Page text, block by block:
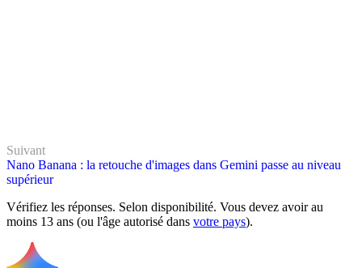
Suivant
Nano Banana : la retouche d'images dans Gemini passe au niveau
supérieur
Vérifiez les réponses. Selon disponibilité. Vous devez avoir au
moins 13 ans (ou l'âge autorisé dans votre pays).